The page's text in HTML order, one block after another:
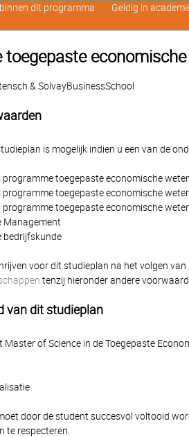
toegepaste
& SolvayBusinessSchool
is mogelijk indien u een van de
programme toegepaste economische
programme toegepaste economische
programme toegepaste economische
Management
bedrijfskunde
voor dit studieplan na het volgen
tenzij hieronder andere
van dit studieplan
of Science in de Toegepaste
door de student succesvol voltooid
te respecteren.
dit programma Geldig in